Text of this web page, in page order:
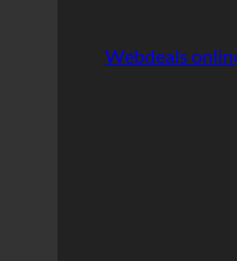
Webdeals